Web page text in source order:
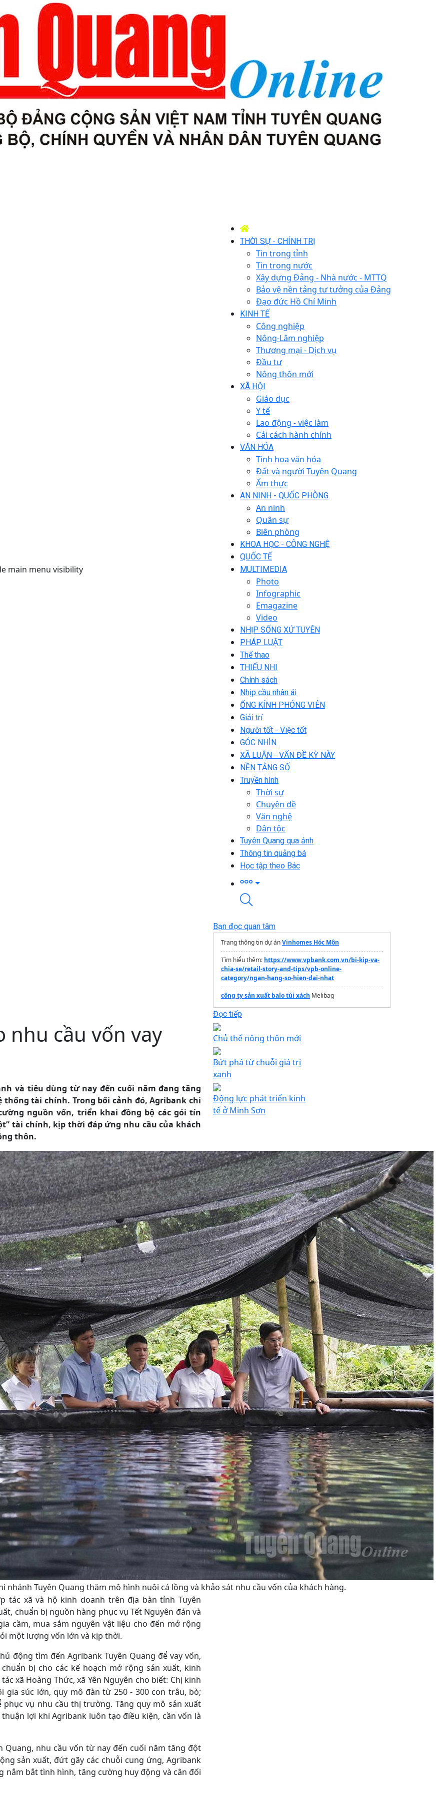
main menu visibility
THỜI SỰ - CHÍNH TRỊ
Tin trong tỉnh
Tin trong nước
Xây dựng Đảng - Nhà nước - MTTQ
Bảo vệ nền tảng tư tưởng của Đảng
Đạo đức Hồ Chí Minh
KINH TẾ
Công nghiệp
Nông-Lâm nghiệp
Thương mại - Dịch vụ
Đầu tư
Nông thôn mới
XÃ HỘI
Giáo dục
Y tế
Lao động - việc làm
Cải cách hành chính
VĂN HÓA
Tinh hoa văn hóa
Đất và người Tuyên Quang
Ẩm thực
AN NINH - QUỐC PHÒNG
An ninh
Quân sự
Biên phòng
KHOA HỌC - CÔNG NGHỆ
QUỐC TẾ
MULTIMEDIA
Photo
Infographic
Emagazine
Video
NHỊP SỐNG XỨ TUYÊN
PHÁP LUẬT
Thể thao
THIẾU NHI
Chính sách
Nhịp cầu nhân ái
ỐNG KÍNH PHÓNG VIÊN
Giải trí
Người tốt - Việc tốt
GÓC NHÌN
XÃ LUẬN - VẤN ĐỀ KỲ NÀY
NỀN TẢNG SỐ
Truyền hình
Thời sự
Chuyên đề
Văn nghệ
Dân tộc
Tuyên Quang qua ảnh
Thông tin quảng bá
Học tập theo Bác
nhu cầu vốn vay
và tiêu dùng từ nay đến cuối năm đang tăng
tài chính. Trong bối cảnh đó, Agribank chi
nguồn vốn, triển khai đồng bộ các gói tín
tài chính, kịp thời đáp ứng nhu cầu của khách
thôn.
nhánh Tuyên Quang thăm mô hình nuôi cá lồng và khảo sát nhu cầu vốn của khách hàng.
tác xã và hộ kinh doanh trên địa bàn tỉnh Tuyên
chuẩn bị nguồn hàng phục vụ Tết Nguyên đán và
cầm, mua sắm nguyên vật liệu cho đến mở rộng
một lượng vốn lớn và kịp thời.
động tìm đến Agribank Tuyên Quang để vay vốn,
bị cho các kế hoạch mở rộng sản xuất, kinh
xã Hoàng Thức, xã Yên Nguyên cho biết: Chị kinh
súc lớn, quy mô đàn từ 250 - 300 con trâu, bò;
vụ nhu cầu thị trường. Tăng quy mô sản xuất
lợi khi Agribank luôn tạo điều kiện, cần vốn là
Quang, nhu cầu vốn từ nay đến cuối năm tăng đột
sản xuất, đứt gãy các chuỗi cung ứng, Agribank
nắm bắt tình hình, tăng cường huy động và cân đối
Bạn đọc quan tâm
Trang thông tin dự ánVinhomes Hóc Môn
Tìm hiểu thêm: https://www.vpbank.com.vn/bi-kip-va-
chia-se/retail-story-and-tips/vpb-online-
category/ngan-hang-so-hien-dai-nhat
công ty sản xuất balo túi xách Melibag
Đọc tiếp
Chủ thể nông thôn mới
Bứt phá từ chuỗi giá trị
xanh
Động lực phát triển kinh
tế ở Minh Sơn